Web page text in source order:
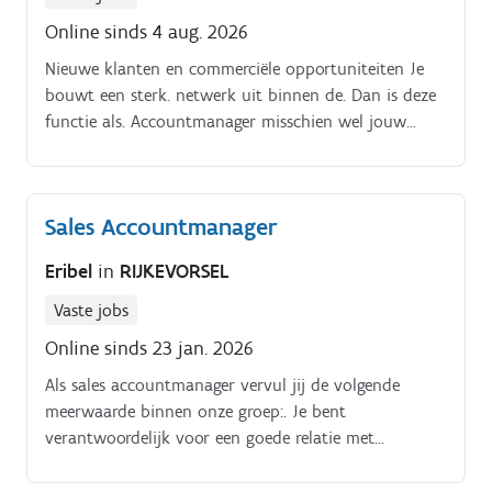
Online sinds 4 aug. 2026
Nieuwe klanten en commerciële opportuniteiten Je
bouwt een sterk. netwerk uit binnen de. Dan is deze
functie als. Accountmanager misschien wel jouw
Sales Accountmanager
Eribel in RIJKEVORSEL
Vaste jobs
Online sinds 23 jan. 2026
Als sales accountmanager vervul jij de volgende
meerwaarde binnen onze groep:. Je bent
verantwoordelijk voor een goede relatie met